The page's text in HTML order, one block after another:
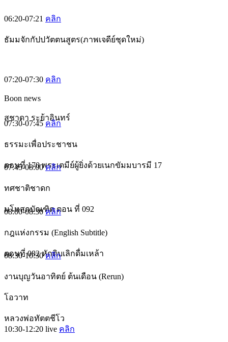
06:20-07:21 คลิก
ธัมมจักกัปปวัตตนสูตร(ภาพเจดีย์ชุดใหม่)
07:20-07:30 คลิก
Boon news
สุชาดา ระย้าอินทร์
07:30-07:45คลิก
ธรรมะเพื่อประชาชน
ตอนที่ 170 พระเตมีย์ผู้ยิ่งด้วยเนกขัมมบารมี 17
07:45-08:00คลิก
ทศชาติชาดก
มโหสถบัณฑิต ตอน ที่ 092
08:00-08:30คลิก
กฎแห่งกรรม (English Subtitle)
ตอนที่ 082 หักดิบเลิกดื่มเหล้า
08:30-10:30คลิก
งานบุญวันอาทิตย์ ต้นเดือน (Rerun)
โอวาท
หลวงพ่อทัตตชีโว
10:30-12:20 live คลิก